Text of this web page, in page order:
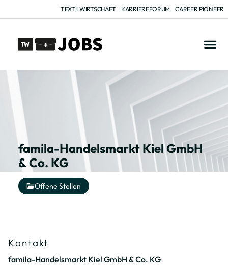
TEXTILWIRTSCHAFT KARRIEREFORUM CAREER PIONEER
famila-Handelsmarkt Kiel GmbH
& Co. KG
Offene Stellen
Kontakt
famila-Handelsmarkt Kiel GmbH & Co. KG